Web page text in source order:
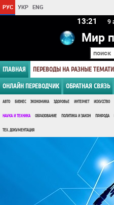
РУС УКР ENG
13:21 9
Мир
ГЛАВНАЯ ПЕРЕВОДЫ НА РАЗНЫЕ
ОНЛАЙН ПЕРЕВОДЧИК ОБРАТНАЯ СВЯЗЬ
АВТО БИЗНЕС ЭКОНОМИКА ЗДОРОВЬЕ ИНТЕРНЕТ ИСКУССТВО
НАУКА И ТЕХНИКА ОБРАЗОВАНИЕ ПОЛИТИКА И ЗАКОН ПРИРОДА
ТЕХ. ДОКУМЕНТАЦИЯ